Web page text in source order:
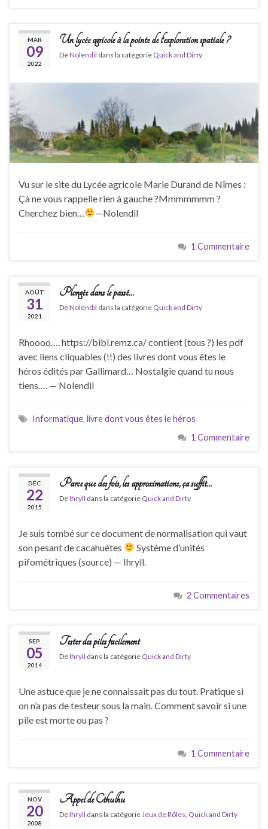
MAR
09
2022
Un lycée agricole à la pointe de l’exploration spatiale ?
DeNolendil dans la catégorie Quick and Dirty
Vu sur le site du Lycée agricole Marie Durand de Nîmes :
Çà ne vous rappelle rien à gauche ?Mmmmmmm ?
Cherchez bien…
—Nolendil
1 Commentaire
AOÛT
31
2021
Plongée dans le passé…
DeNolendil dans la catégorie Quick and Dirty
Rhoooo…. https://bibl.remz.ca/ contient (tous ?) les pdf
avec liens cliquables (!!) des livres dont vous êtes le
héros édités par Gallimard… Nostalgie quand tu nous
tiens…. — Nolendil
Informatique, livre dont vous êtes le héros
1 Commentaire
DÉC
22
2015
Parce que des fois, les approximations, ça suffit…
DeIhryll dans la catégorie Quick and Dirty
Je suis tombé sur ce document de normalisation qui vaut
son pesant de cacahuètes
Système d’unités
pifométriques (source) — Ihryll.
2 Commentaires
SEP
05
2014
Tester des piles facilement
DeIhryll dans la catégorie Quick and Dirty
Une astuce que je ne connaissait pas du tout. Pratique si
on n’a pas de testeur sous la main. Comment savoir si une
pile est morte ou pas ?
1 Commentaire
NOV
20
2008
Appel de Cthulhu
DeIhryll dans la catégorie Jeux de Rôles Quick and Dirty